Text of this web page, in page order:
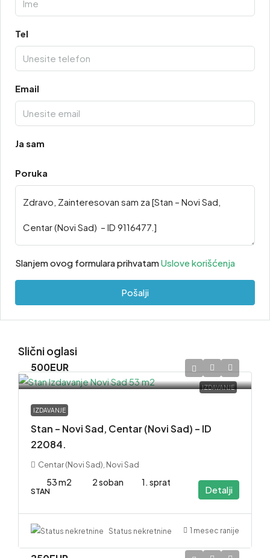
Tel
Email
Ja sam
Poruka
Slanjem ovog formulara prihvatamUslove korišćenja
Pošalji
Slični oglasi
IZDAVANJE
500EUR
IZDAVANJE
Stan – Novi Sad, Centar (Novi Sad) – ID
22084.
Centar (Novi Sad), Novi Sad
53 m2 2 soban 1. sprat
STAN Detalji
Status nekretnine 1 mesec ranije